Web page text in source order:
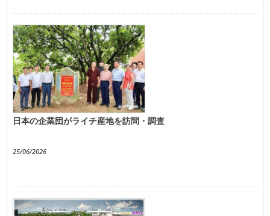
日本の企業団がライチ産地を訪問・調査
25/06/2026